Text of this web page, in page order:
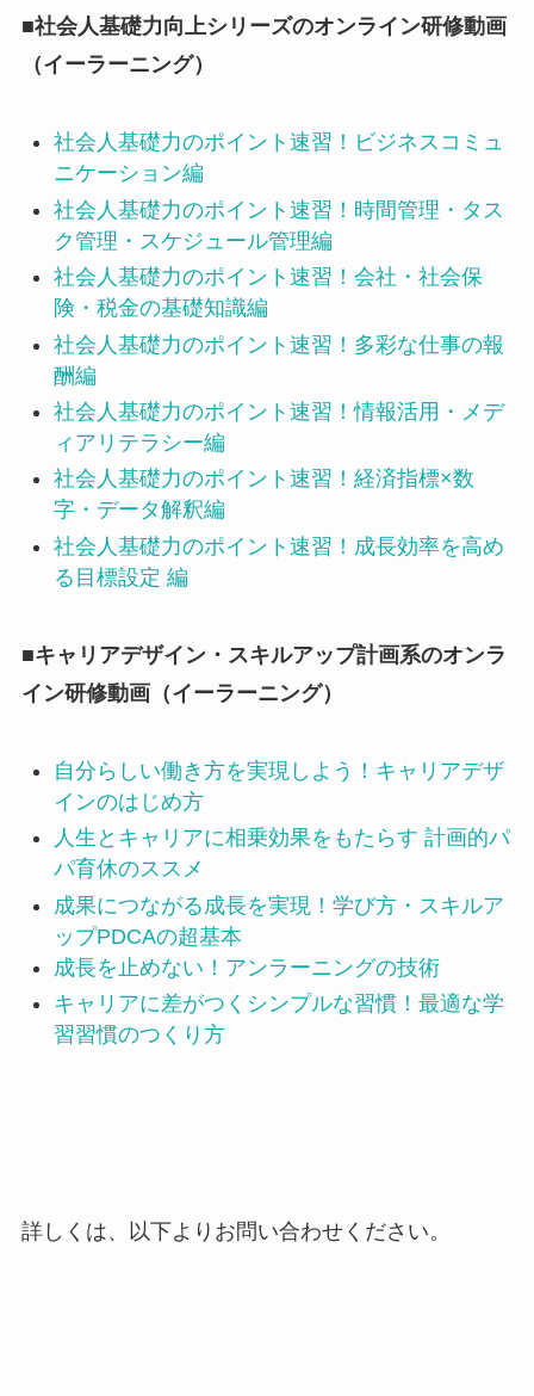
■社会人基礎力向上シリーズのオンライン研修動画
（イーラーニング）
社会人基礎力のポイント速習！ビジネスコミュ
ニケーション編
社会人基礎力のポイント速習！時間管理・タス
ク管理・スケジュール管理編
社会人基礎力のポイント速習！会社・社会保
険・税金の基礎知識編
社会人基礎力のポイント速習！多彩な仕事の報
酬編
社会人基礎力のポイント速習！情報活用・メデ
ィアリテラシー編
社会人基礎力のポイント速習！経済指標×数
字・データ解釈編
社会人基礎力のポイント速習！成長効率を高め
る目標設定 編
■キャリアデザイン・スキルアップ計画系のオンラ
イン研修動画（イーラーニング）
自分らしい働き方を実現しよう！キャリアデザ
インのはじめ方
人生とキャリアに相乗効果をもたらす 計画的パ
パ育休のススメ
成果につながる成長を実現！学び方・スキルア
ップPDCAの超基本
成長を止めない！アンラーニングの技術
キャリアに差がつくシンプルな習慣！最適な学
習習慣のつくり方
詳しくは、以下よりお問い合わせください。